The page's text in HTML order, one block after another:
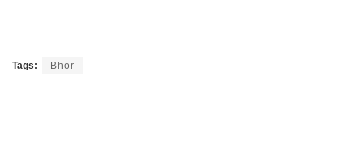
Tags: Bhor